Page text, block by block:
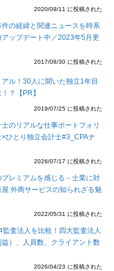
2020/09/11 に投稿された
の経緯と関連ニュースを時系
ップデート中／2023年5月更
2017/08/30 に投稿された
ル！30人に聞いた独立1年目
？【PR】
2019/07/25 に投稿された
士のリアルな仕事ポートフォリ
ひとり独立会計士#3_CPAナ
2026/07/17 に投稿された
レミアムを感じる－士業に対
外商サービスの知られざる魅
2022/05/31 に投稿された
監査法人を比較！四大監査法人
）、人員数、クライアント数
2026/04/23 に投稿された